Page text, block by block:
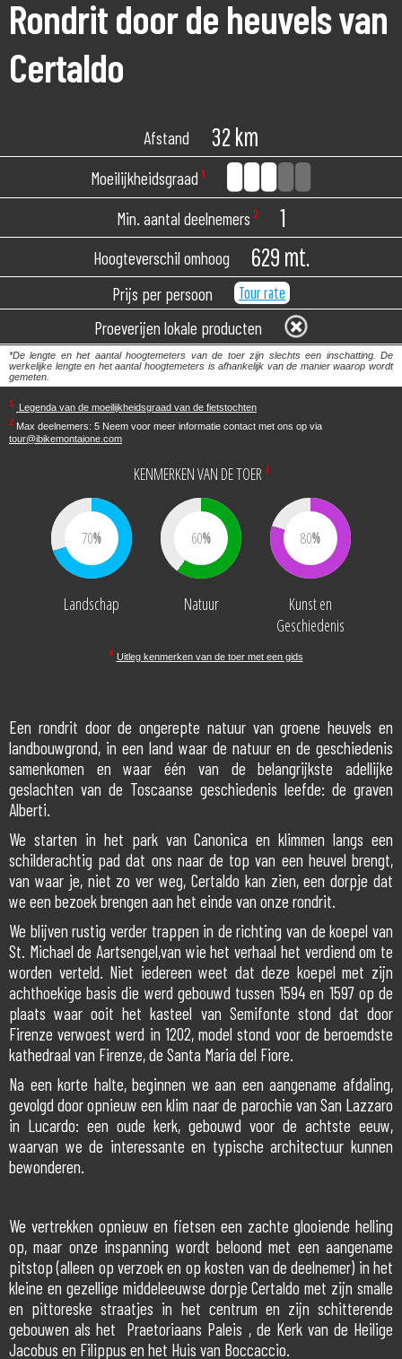
Rondrit door de heuvels van
Certaldo
Afstand 32 km
Moeilijkheidsgraad ¹
Min. aantal deelnemers ² 1
Hoogteverschil omhoog 629 mt.
Prijs per persoon Tour rate
Proeverijen lokale producten
*De lengte en het aantal hoogtemeters van de toer zijn slechts een inschatting. De
werkelijke lengte en het aantal hoogtemeters is afhankelijk van de manier waarop wordt
gemeten.
¹ Legenda van de moeilijkheidsgraad van de fietstochten
² Max deelnemers: 5 Neem voor meer informatie contact met ons op via
tour@ibikemontaione.com
KENMERKEN VAN DE TOER 4
70
Landschap
60
Natuur
80
Kunst en
Geschiedenis
4 Uitleg kenmerken van de toer met een gids
Een rondrit door de ongerepte natuur van groene heuvels en
landbouwgrond, in een land waar de natuur en de geschiedenis
samenkomen en waar één van de belangrijkste adellijke
geslachten van de Toscaanse geschiedenis leefde: de graven
Alberti.
We starten in het park van Canonica en klimmen langs een
schilderachtig pad dat ons naar de top van een heuvel brengt,
van waar je, niet zo ver weg, Certaldo kan zien, een dorpje dat
we een bezoek brengen aan het einde van onze rondrit.
We blijven rustig verder trappen in de richting van de koepel van
St. Michael de Aartsengel,van wie het verhaal het verdiend om te
worden verteld. Niet iedereen weet dat deze koepel met zijn
achthoekige basis die werd gebouwd tussen 1594 en 1597 op de
plaats waar ooit het kasteel van Semifonte stond dat door
Firenze verwoest werd in 1202, model stond voor de beroemdste
kathedraal van Firenze, de Santa Maria del Fiore.
Na een korte halte, beginnen we aan een aangename afdaling,
gevolgd door opnieuw een klim naar de parochie van San Lazzaro
in Lucardo: een oude kerk, gebouwd voor de achtste eeuw,
waarvan we de interessante en typische architectuur kunnen
bewonderen.
We vertrekken opnieuw en fietsen een zachte glooiende helling
op, maar onze inspanning wordt beloond met een aangename
pitstop (alleen op verzoek en op kosten van de deelnemer) in het
kleine en gezellige middeleeuwse dorpje Certaldo met zijn smalle
en pittoreske straatjes in het centrum en zijn schitterende
gebouwen als het Praetoriaans Paleis , de Kerk van de Heilige
Jacobus en Filippus en het Huis van Boccaccio.